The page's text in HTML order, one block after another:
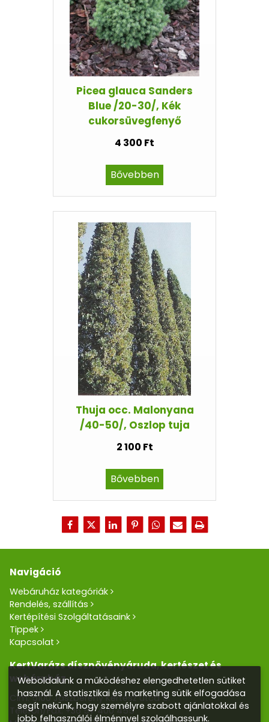
Picea glauca Sanders
Blue /20-30/, Kék
cukorsüvegfenyő
4 300 Ft
Bővebben
Thuja occ. Malonyana
/40-50/, Oszlop tuja
2 100 Ft
Bővebben
Navigáció
Webáruház kategóriák
Rendelés, szállítás
Kertépítési Szolgáltatásaink
Tippek
Kapcsolat
KertVarázs dísznövényáruda, kertészet és
webáruház
Cím: 5100 Jászberény Kertész utca 5.
Telefon/Fax: +36 57 400 455
Weboldalunk a működéshez elengedhetetlen sütiket
használ. A statisztikai és marketing sütik elfogadása
segít nekünk, hogy személyre szabott ajánlatokkal és
jobb felhasználói élménnyel szolgálhassunk.